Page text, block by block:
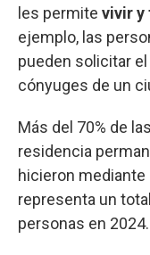
les permite vivir y
ejemplo, las
pueden solicitar
cónyuges de un
Más del 70% de
residencia
hicieron
representa un
personas en 2024.